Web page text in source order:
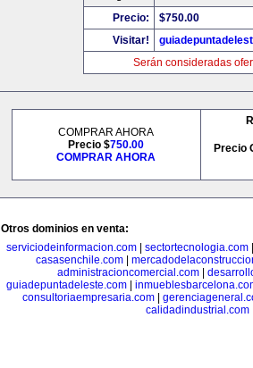
Precio:
$750.00
Visitar!
Serán consideradas
COMPRAR AHORA
Precio $750.00
COMPRAR AHORA
Precio
Otros dominios en venta:
serviciodeinformacion.com
sectortecnologia.com
casasenchile.com|
administracioncomercial.com|
guiadepuntadeleste.com|
consultoriaempresaria.com
calidadindustrial.com